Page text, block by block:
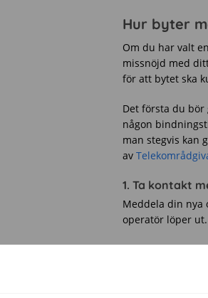
Hur byter
Om du har valt
missnöjd med
för att bytet ska
Det första du
någon
man stegvis kan
av
1. Ta kontakt
Meddela din
operatör löper
Fråga din